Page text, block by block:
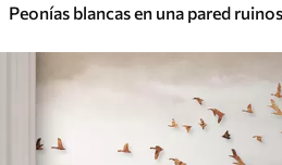
Peonías blancas en una pared